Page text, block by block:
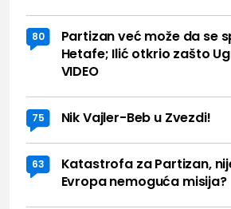
80
Partizan već može da se
Hetafe; Ilić otkrio zašto
VIDEO
75 Nik Vajler-Beb u Zvezdi!
63
Katastrofa za Partizan,
Evropa nemoguća misija?